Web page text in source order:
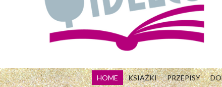
HOME KSIĄŻKI PRZEPISY